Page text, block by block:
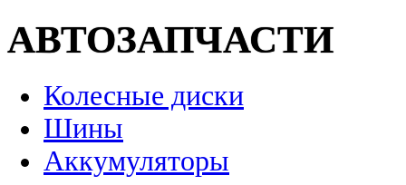
АВТОЗАПЧАСТИ
Колесные диски
Шины
Аккумуляторы